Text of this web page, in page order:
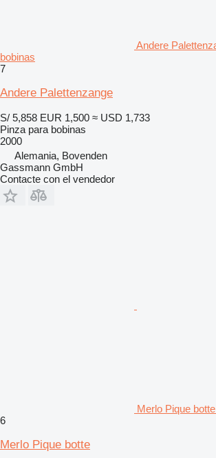
Andere
bobinas
7
Andere Palettenzange
S/ 5,858 EUR 1,500 ≈ USD 1,733
Pinza para bobinas
2000
Alemania, Bovenden
Gassmann GmbH
Contacte con el vendedor
Merlo Pique
6
Merlo Pique botte